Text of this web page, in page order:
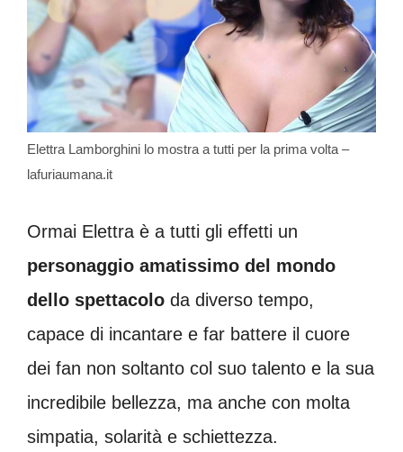
Elettra Lamborghini lo mostra a tutti per la prima volta –
lafuriaumana.it
Ormai Elettra è a tutti gli effetti un
personaggio amatissimo del mondo
dello spettacolo da diverso tempo,
capace di incantare e far battere il cuore
dei fan non soltanto col suo talento e la sua
incredibile bellezza, ma anche con molta
simpatia, solarità e schiettezza.